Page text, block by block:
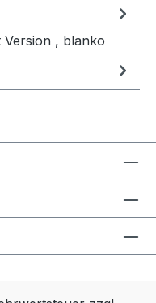
, blanko